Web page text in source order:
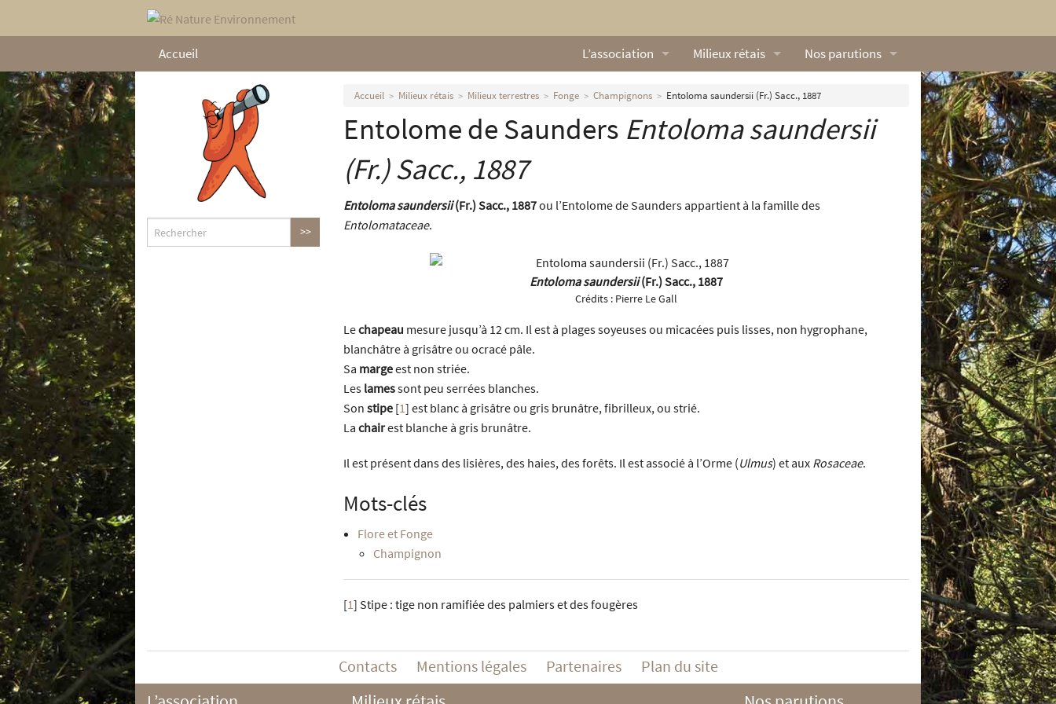
Accueil L’association
Qui sommes nous ?
Nos missions
Nous contacter
Actualités
Milieux rétais
Lexique
Galerie rétaise
Nos parutions
Dossiers
L’Œillet des dunes
Vidéos naturalistes de Ré Nature
Accueil Milieux rétais Milieux terrestres Fonge Champignons Entoloma saundersii (Fr.) Sacc., 1887
Entolome de Saunders Entoloma saundersii
(Fr.) Sacc., 1887
Entoloma saundersii(Fr.) Sacc., 1887ou l’Entolome de Saunders appartient à la famille des
Entolomataceae.
Entoloma saundersii(Fr.) Sacc., 1887
Crédits : Pierre Le Gall
Lechapeau mesure jusqu’à 12 cm. Il est à plages soyeuses ou micacées puis lisses, non hygrophane,
blanchâtre à grisâtre ou ocracé pâle.
Sa margeest non striée.
Les lamessont peu serrées blanches.
Son stipe [1] est blanc à grisâtre ou gris brunâtre, fibrilleux, ou strié.
La chairest blanche à gris brunâtre.
Il est présent dans des lisières, des haies, des forêts. Il est associé à l’Orme (Ulmus) et aux Rosaceae.
Mots-clés
Flore et Fonge
Champignon
[1] Stipe : tige non ramifiée des palmiers et des fougères
Contacts Mentions légales Partenaires Plan du site